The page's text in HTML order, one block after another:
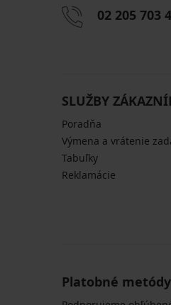
02 205 703
SLUŽBY
Poradňa
Výmena a vrátenie
Tabuľky
Reklamácie
Platobné metódy